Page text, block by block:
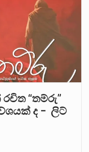
“තම්රු”
ද – ලිට්